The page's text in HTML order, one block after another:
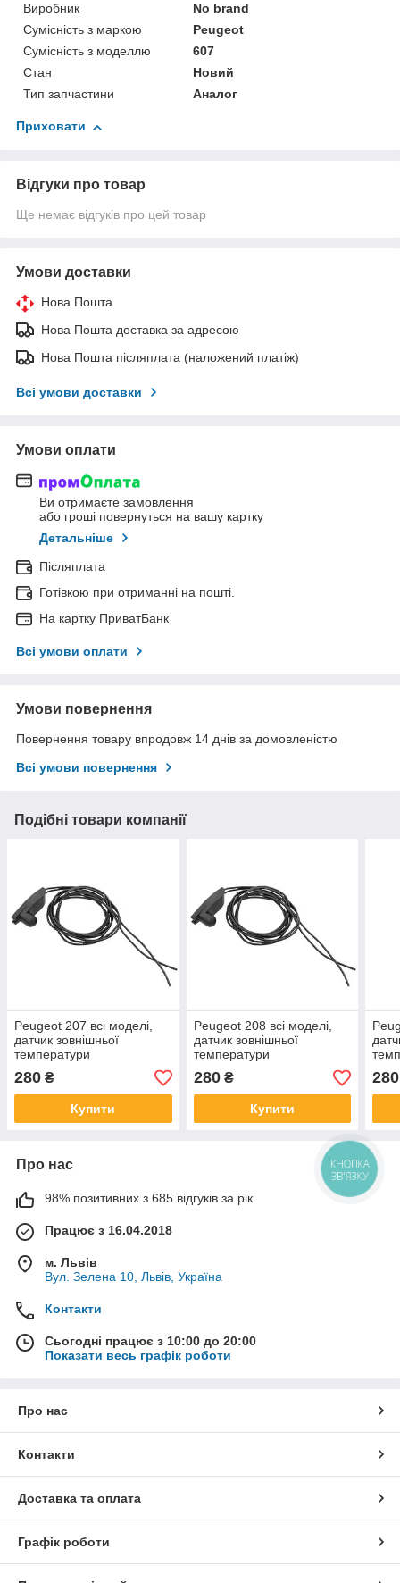
Виробник
No brand
Сумісність з маркою
Peugeot
Сумісність з моделлю
607
Стан
Новий
Тип запчастини
Аналог
Приховати
Відгуки про товар
Ще немає відгуків про цей товар
Умови доставки
Нова Пошта
Нова Пошта доставка за адресою
Нова Пошта післяплата (наложений платіж)
Всі умови доставки
Умови оплати
Ви отримаєте замовлення
або гроші повернуться на вашу картку
Детальніше
Післяплата
Готівкою при отриманні на пошті.
На картку ПриватБанк
Всі умови оплати
Умови повернення
Повернення товару впродовж 14 днів за домовленістю
Всі умови повернення
Подібні товари компанії
Peugeot 207 всі моделі,
датчик зовнішньої
температури
280 ₴
Купити
Peugeot 208 всі моделі,
датчик зовнішньої
температури
280₴
Купити
280
Про нас
98% позитивних з 685 відгуків за рік
Працює з 16.04.2018
м. Львів
Вул. Зелена 10, Львів, Україна
Контакти
Сьогодні працює з 10:00 до 20:00
Показати весь графік роботи
Про нас
Контакти
Доставка та оплата
Графік роботи
КНОПКА
ЗВ'ЯЗКУ